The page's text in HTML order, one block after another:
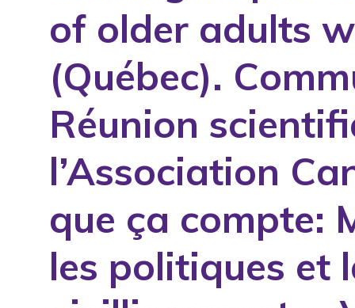
1996
1998
1999
2000
2001
2002
2003
2005
of older adults
(Québec).
Réunion
l’Association
que ça compte:
les politiques et